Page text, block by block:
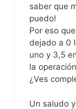
saber que
puedo!
Por eso
dejado a 0
uno y 3,5
la
¿Ves
Un saludo